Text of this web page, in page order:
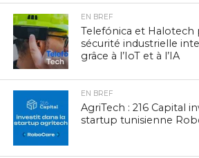
EN BREF
Telefónica et
sécurité industrielle
grâce à l’IoT et à l’IA
EN BREF
AgriTech : 216 Capital
startup tunisienne